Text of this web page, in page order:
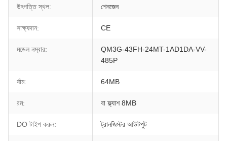
উৎপত্তি স্থল: শেনজেন
সাক্ষ্যদান: CE
মডেল নম্বার:
QM3G-43FH-24MT-1AD1DA-VV-
485P
র্যাম: 64MB
রম: বা ফ্ল্যাশ 8MB
DO টাইপ করুন: ট্রানজিস্টর আউটপুট